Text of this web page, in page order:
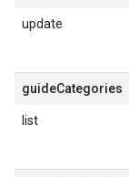
update
guideCategories
list